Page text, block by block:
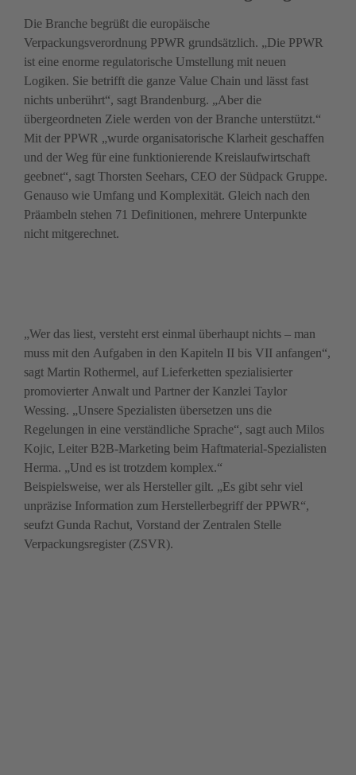
Die Branche begrüßt die europäische
Verpackungsverordnung PPWR grundsätzlich. „Die PPWR
ist eine enorme regulatorische Umstellung mit neuen
Logiken. Sie betrifft die ganze Value Chain und lässt fast
nichts unberührt“, sagt Brandenburg. „Aber die
übergeordneten Ziele werden von der Branche unterstützt.“
Mit der PPWR „wurde organisatorische Klarheit geschaffen
und der Weg für eine funktionierende Kreislaufwirtschaft
geebnet“, sagt Thorsten Seehars, CEO der Südpack Gruppe.
Genauso wie Umfang und Komplexität. Gleich nach den
Präambeln stehen 71 Definitionen, mehrere Unterpunkte
nicht mitgerechnet.
„Wer das liest, versteht erst einmal überhaupt nichts – man
muss mit den Aufgaben in den Kapiteln II bis VII anfangen“,
sagt Martin Rothermel, auf Lieferketten spezialisierter
promovierter Anwalt und Partner der Kanzlei Taylor
Wessing. „Unsere Spezialisten übersetzen uns die
Regelungen in eine verständliche Sprache“, sagt auch Milos
Kojic, Leiter B2B-Marketing beim Haftmaterial-Spezialisten
Herma. „Und es ist trotzdem komplex.“
Beispielsweise, wer als Hersteller gilt. „Es gibt sehr viel
unpräzise Information zum Herstellerbegriff der PPWR“,
seufzt Gunda Rachut, Vorstand der Zentralen Stelle
Verpackungsregister (ZSVR).